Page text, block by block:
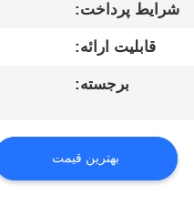
تماس
اخبار
شرایط پرداخت:
قابلیت ارائه:
برجسته:
بهترین قیمت